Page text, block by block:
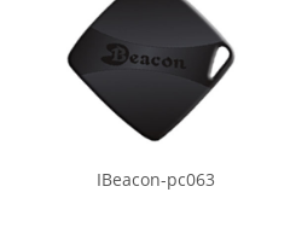
IBeacon-pc063